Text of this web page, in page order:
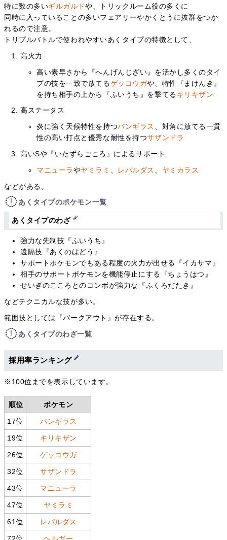
特に数の多いギルガルドや、トリックルーム役の多くに
同時に入っていることの多いフェアリーやかくとうに抜群をつか
れるので注意。
トリプルバトルで使われやすいあくタイプの特徴として、
高火力
高い素早さから『へんげんじざい』を活かし多くのタイ
プの技を一致で放てるゲッコウガや、特性『まけんき』
を持ち相手の上から『ふいうち』を撃てるキリキザン
高ステータス
炎に強く天候特性を持つバンギラス 、対角に放てる一貫
性の高い打点と優秀な耐性を持つサザンドラ
高いSや『いたずらごころ』によるサポート
マニューラやヤミラミ レパルダス
ヤミカラス
などがある。
あくタイプのポケモン一覧
あくタイプのわざ
強力な先制技『ふいうち』
遠隔技『あくのはどう』
サポートポケモンでもある程度の火力が出せる『イカサマ』
相手のサポートポケモンを機能停止にする『ちょうはつ』
せいぎのこころとのコンボが強力な『ふくろだたき』
などテクニカルな技が多い。
範囲技としては『バークアウト』が存在する。
あくタイプのわざ一覧
採用率ランキング
※100位までを表示しています。
順位 ポケモン
17位 バンギラス
19位 キリキザン
26位 ゲッコウガ
32位 サザンドラ
43位 マニューラ
47位 ヤミラミ
61位 レパルダス
72位 ヘルガー